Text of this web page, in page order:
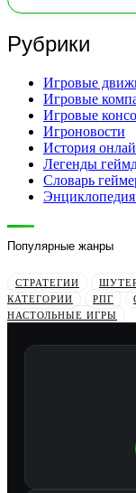
Рубрики
Игровые
Игровые
Игровые
Игроновости
История
Легенды
Словарь
Энциклопедия
Популярные жанры
СТРАТЕГИИ
КАТЕГОРИИ
РПГ
НАСТОЛЬНЫЕ ИГРЫ